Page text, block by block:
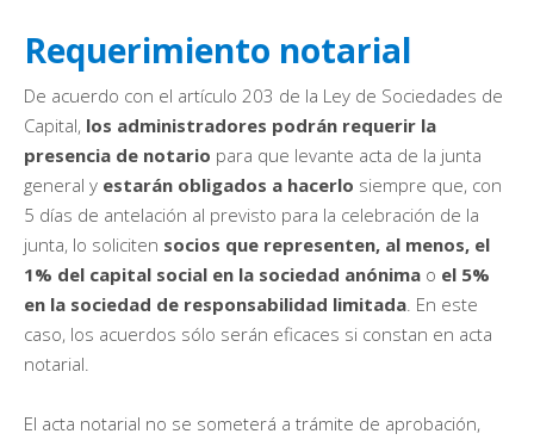
Requerimiento notarial
De acuerdo con el artículo 203 de la Ley de Sociedades de
Capital, los administradores podrán requerir la
presencia de notario para que levante acta de la junta
general y estarán obligados a hacerlo siempre que, con
5 días de antelación al previsto para la celebración de la
junta, lo soliciten socios que representen, al menos, el
1% del capital social en la sociedad anónima o el 5%
en la sociedad de responsabilidad limitada. En este
caso, los acuerdos sólo serán eficaces si constan en acta
notarial.
El acta notarial no se someterá a trámite de aprobación,